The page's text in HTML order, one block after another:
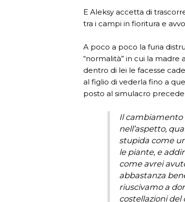
E Aleksy accetta di
tra i campi in fioritura e
A poco a poco la furia
“normalità” in cui la madre
dentro di lei le facesse
al figlio di vederla fino a
posto al simulacro
Il cambiamento
nell’aspetto,
stupida come
le piante, e
come avrei
abbastanza
riuscivamo a
costellazioni del